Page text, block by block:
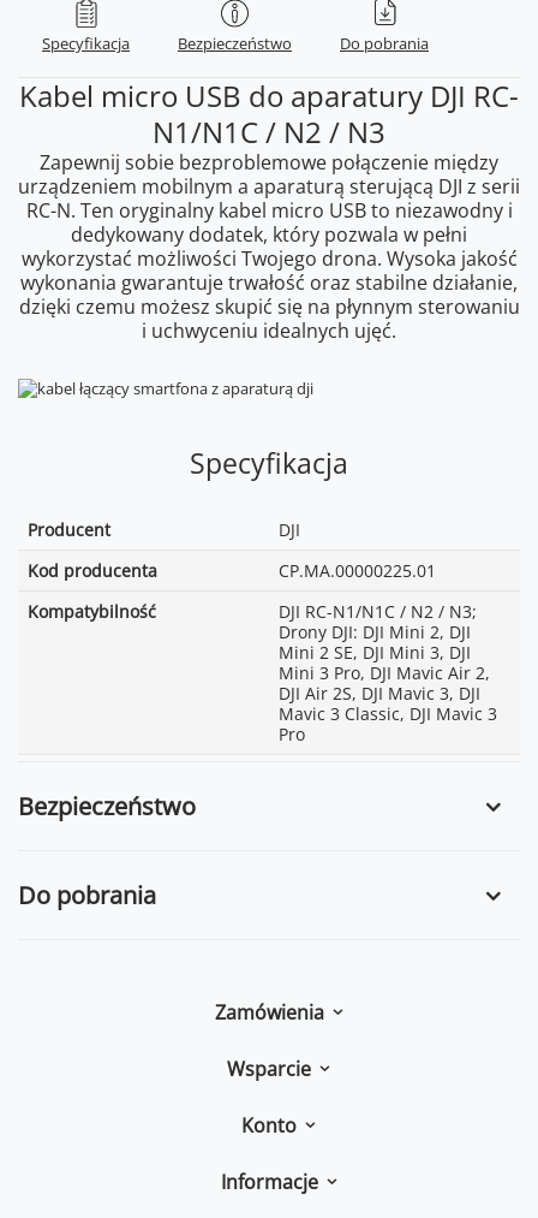
Specyfikacja Bezpieczeństwo Do pobrania
Kabel micro USB do aparatury DJI RC-
N1/N1C / N2 / N3
Zapewnij sobie bezproblemowe połączenie między
urządzeniem mobilnym a aparaturą sterującą DJI z serii
RC-N. Ten oryginalny kabel micro USB to niezawodny i
dedykowany dodatek, który pozwala w pełni
wykorzystać możliwości Twojego drona. Wysoka jakość
wykonania gwarantuje trwałość oraz stabilne działanie,
dzięki czemu możesz skupić się na płynnym sterowaniu
i uchwyceniu idealnych ujęć.
Specyfikacja
Producent
DJI
Kod producenta
CP.MA.00000225.01
Kompatybilność
DJI RC-N1/N1C / N2 / N3;
Drony DJI: DJI Mini 2, DJI
Mini 2 SE, DJI Mini 3, DJI
Mini 3 Pro, DJI Mavic Air 2,
DJI Air 2S, DJI Mavic 3, DJI
Mavic 3 Classic, DJI Mavic 3
Pro
Bezpieczeństwo
Do pobrania
Zamówienia
Wsparcie
Konto
Informacje